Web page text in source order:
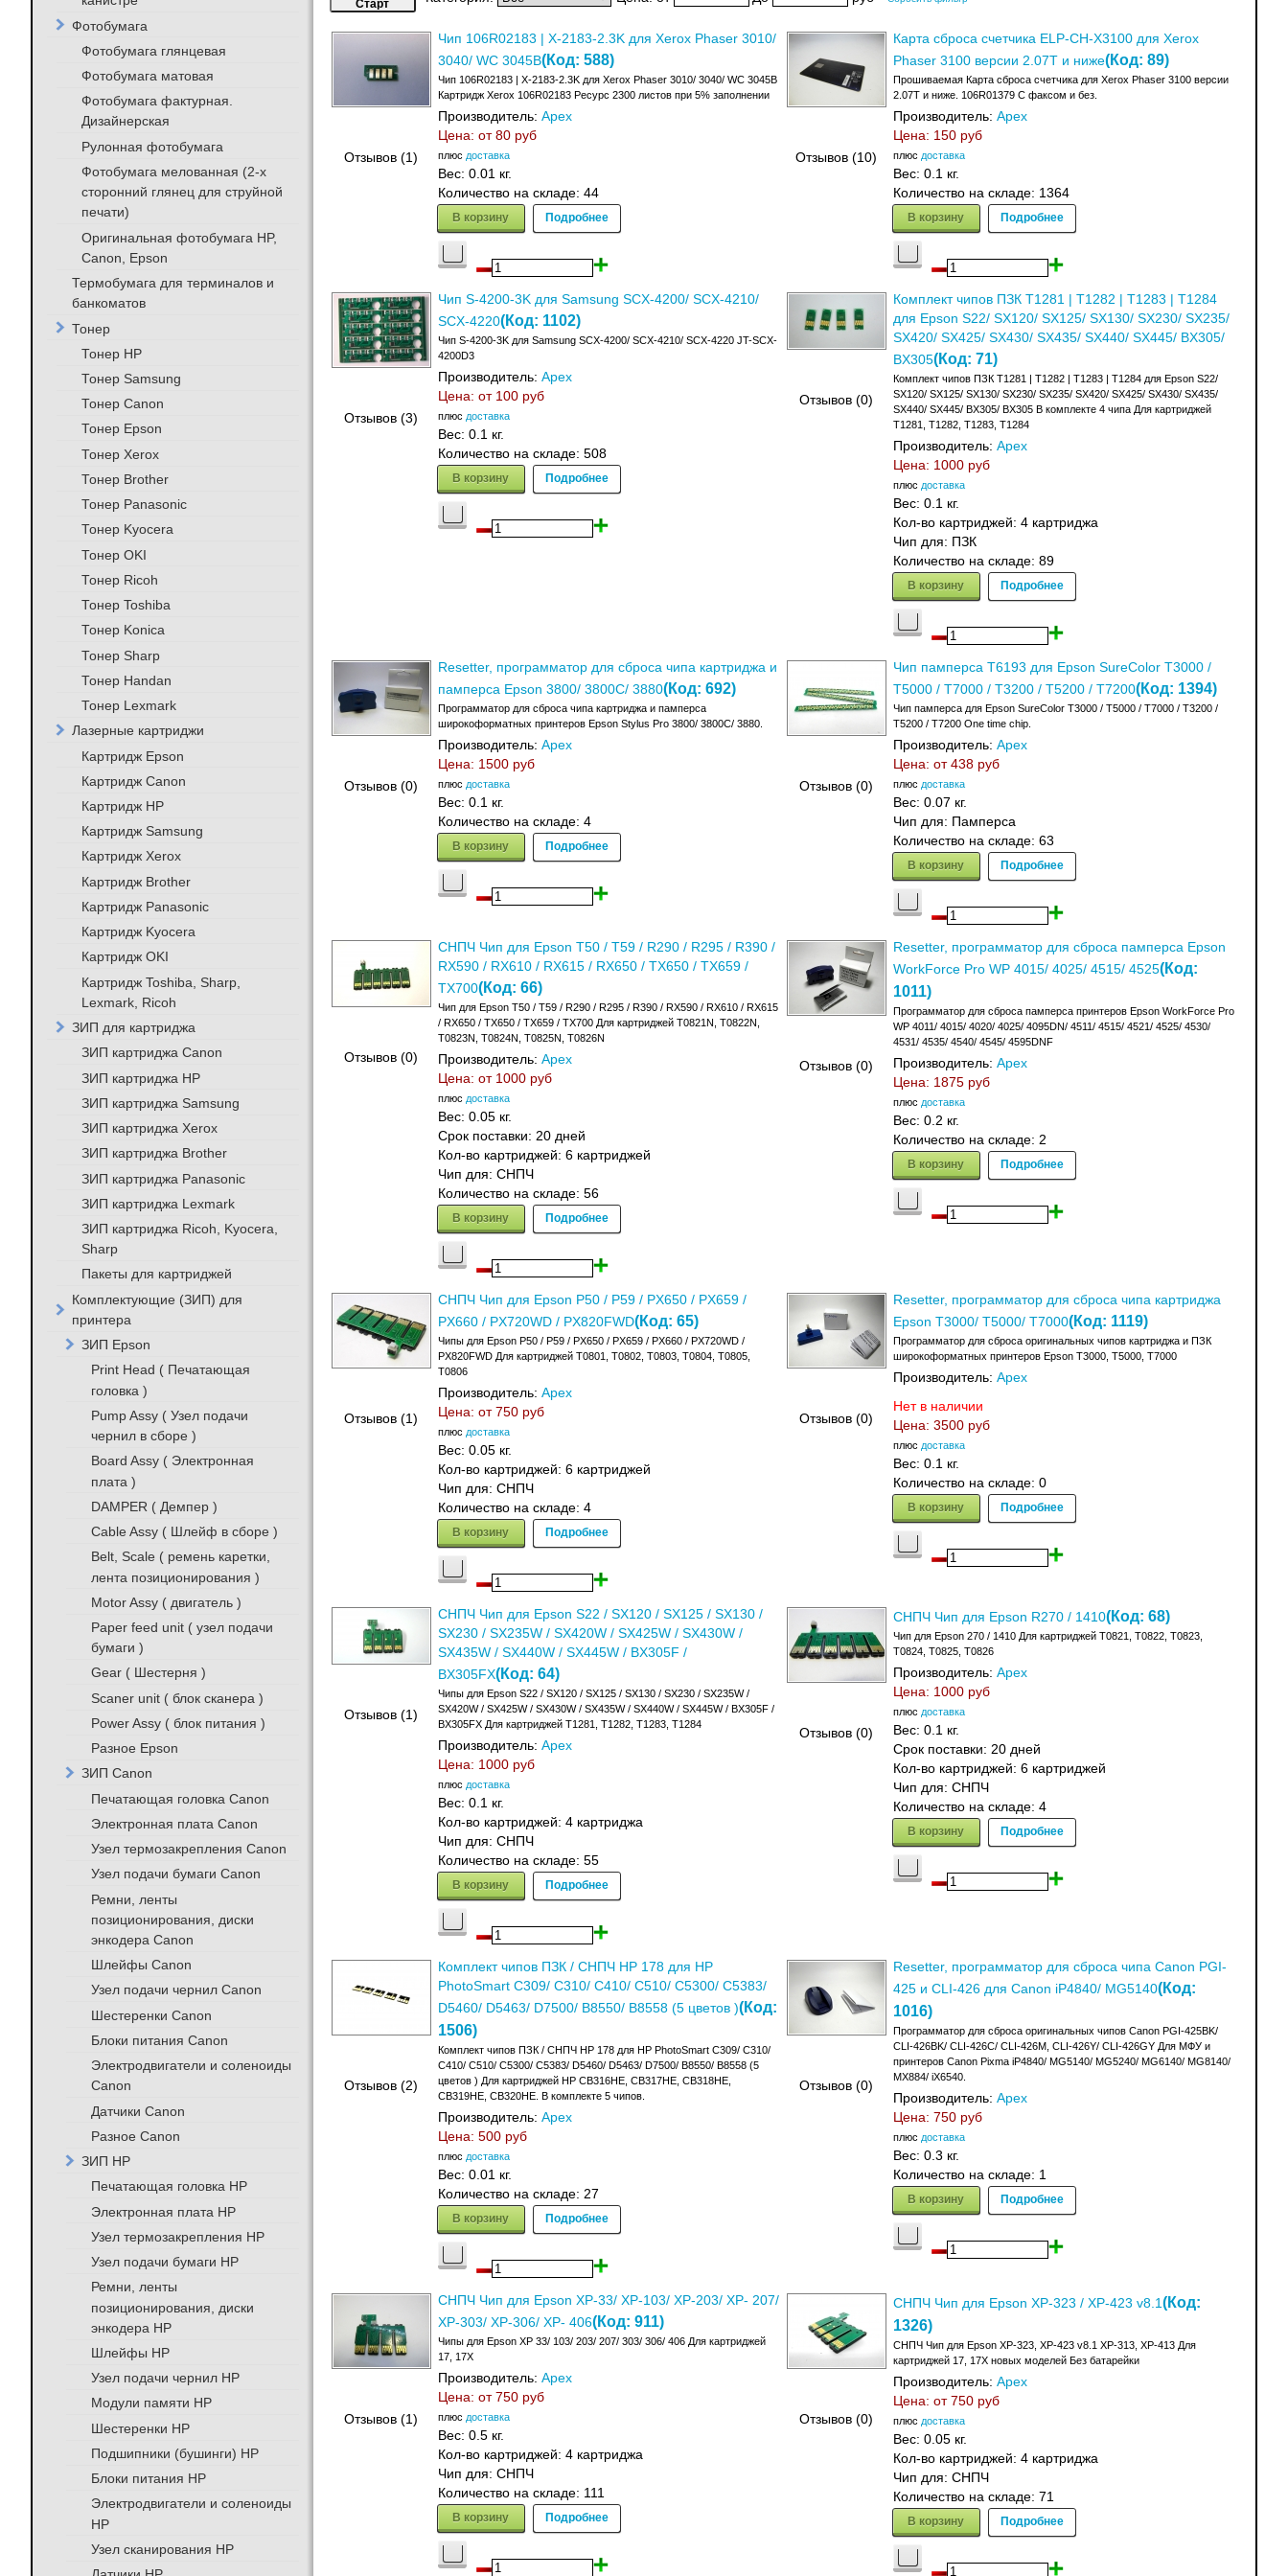
Отзывов (1)
Чип 106R02183 | X-2183-2.3K для Xerox Phaser 3010/
3040/ WC 3045B(Код: 588)
Чип 106R02183 | X-2183-2.3K для Xerox Phaser 3010/ 3040/ WC 3045B
Картридж Xerox 106R02183 Ресурс 2300 листов при 5% заполнении
Производитель: Apex
Цена: от 80 руб
плюс доставка
Вес: 0.01 кг.
Количество на складе: 44
В корзину Подробнее
Отзывов (10)
Карта сброса счетчика ELP-CH-X3100 для Xerox
Phaser 3100 версии 2.07T и ниже(Код: 89)
Прошиваемая Карта сброса счетчика для Xerox Phaser 3100 версии
2.07T и ниже. 106R01379 C факсом и без.
Производитель: Apex
Цена: 150 руб
плюс доставка
Вес: 0.1 кг.
Количество на складе: 1364
В корзину Подробнее
Отзывов (3)
Чип S-4200-3K для Samsung SCX-4200/ SCX-4210/
SCX-4220(Код: 1102)
Чип S-4200-3K для Samsung SCX-4200/ SCX-4210/ SCX-4220 JT-SCX-
4200D3
Производитель: Apex
Цена: от 100 руб
плюс доставка
Вес: 0.1 кг.
Количество на складе: 508
В корзину Подробнее
Отзывов (0)
Комплект чипов ПЗК T1281 | T1282 | T1283 | T1284
для Epson S22/ SX120/ SX125/ SX130/ SX230/ SX235/
SX420/ SX425/ SX430/ SX435/ SX440/ SX445/ BX305/
BX305(Код: 71)
Комплект чипов ПЗК T1281 | T1282 | T1283 | T1284 для Epson S22/
SX120/ SX125/ SX130/ SX230/ SX235/ SX420/ SX425/ SX430/ SX435/
SX440/ SX445/ BX305/ BX305 В комплекте 4 чипа Для картриджей
T1281, T1282, T1283, T1284
Производитель: Apex
Цена: 1000 руб
плюс доставка
Вес: 0.1 кг.
Кол-во картриджей: 4 картриджа
Чип для: ПЗК
Количество на складе: 89
В корзину Подробнее
Отзывов (0)
Resetter, программатор для сброса чипа картриджа и
памперса Epson 3800/ 3800С/ 3880(Код: 692)
Программатор для сброса чипа картриджа и памперса
широкоформатных принтеров Epson Stylus Pro 3800/ 3800С/ 3880.
Производитель: Apex
Цена: 1500 руб
плюс доставка
Вес: 0.1 кг.
Количество на складе: 4
В корзину Подробнее
Отзывов (0)
Чип памперса T6193 для Epson SureColor T3000 /
T5000 / T7000 / T3200 / T5200 / T7200(Код: 1394)
Чип памперса для Epson SureColor T3000 / T5000 / T7000 / T3200 /
T5200 / T7200 One time chip.
Производитель: Apex
Цена: от 438 руб
плюс доставка
Вес: 0.07 кг.
Чип для: Памперса
Количество на складе: 63
В корзину Подробнее
Отзывов (0)
СНПЧ Чип для Epson T50 / T59 / R290 / R295 / R390 /
RX590 / RX610 / RX615 / RX650 / TX650 / TX659 /
TX700(Код: 66)
Чип для Epson T50 / T59 / R290 / R295 / R390 / RX590 / RX610 / RX615
/ RX650 / TX650 / TX659 / TX700 Для картриджей T0821N, T0822N,
T0823N, T0824N, T0825N, T0826N
Производитель: Apex
Цена: от 1000 руб
плюс доставка
Вес: 0.05 кг.
Срок поставки: 20 дней
Кол-во картриджей: 6 картриджей
Чип для: СНПЧ
Количество на складе: 56
В корзину Подробнее
Отзывов (0)
Resetter, программатор для сброса памперса Epson
WorkForce Pro WP 4015/ 4025/ 4515/ 4525(Код:
1011)
Программатор для сброса памперса принтеров Epson WorkForce Pro
WP 4011/ 4015/ 4020/ 4025/ 4095DN/ 4511/ 4515/ 4521/ 4525/ 4530/
4531/ 4535/ 4540/ 4545/ 4595DNF
Производитель: Apex
Цена: 1875 руб
плюс доставка
Вес: 0.2 кг.
Количество на складе: 2
В корзину Подробнее
Отзывов (1)
СНПЧ Чип для Epson P50 / P59 / PX650 / PX659 /
PX660 / PX720WD / PX820FWD(Код: 65)
Чипы для Epson P50 / P59 / PX650 / PX659 / PX660 / PX720WD /
PX820FWD Для картриджей T0801, T0802, T0803, T0804, T0805,
T0806
Производитель: Apex
Цена: от 750 руб
плюс доставка
Вес: 0.05 кг.
Кол-во картриджей: 6 картриджей
Чип для: СНПЧ
Количество на складе: 4
В корзину Подробнее
Отзывов (0)
Resetter, программатор для сброса чипа картриджа
Epson T3000/ T5000/ T7000(Код: 1119)
Программатор для сброса оригинальных чипов картриджа и ПЗК
широкоформатных принтеров Epson T3000, T5000, T7000
Производитель: Apex
Нет в наличии
Цена: 3500 руб
плюс доставка
Вес: 0.1 кг.
Количество на складе: 0
В корзину Подробнее
Отзывов (1)
СНПЧ Чип для Epson S22 / SX120 / SX125 / SX130 /
SX230 / SX235W / SX420W / SX425W / SX430W /
SX435W / SX440W / SX445W / BX305F /
BX305FX(Код: 64)
Чипы для Epson S22 / SX120 / SX125 / SX130 / SX230 / SX235W /
SX420W / SX425W / SX430W / SX435W / SX440W / SX445W / BX305F /
BX305FX Для картриджей T1281, T1282, T1283, T1284
Производитель: Apex
Цена: 1000 руб
плюс доставка
Вес: 0.1 кг.
Кол-во картриджей: 4 картриджа
Чип для: СНПЧ
Количество на складе: 55
В корзину Подробнее
Отзывов (0)
СНПЧ Чип для Epson R270 / 1410(Код: 68)
Чип для Epson 270 / 1410 Для картриджей T0821, T0822, T0823,
T0824, T0825, T0826
Производитель: Apex
Цена: 1000 руб
плюс доставка
Вес: 0.1 кг.
Срок поставки: 20 дней
Кол-во картриджей: 6 картриджей
Чип для: СНПЧ
Количество на складе: 4
В корзину Подробнее
Отзывов (2)
Комплект чипов ПЗК / СНПЧ HP 178 для HP
PhotoSmart C309/ C310/ C410/ C510/ C5300/ C5383/
D5460/ D5463/ D7500/ B8550/ B8558 (5 цветов )(Код:
1506)
Комплект чипов ПЗК / СНПЧ HP 178 для HP PhotoSmart C309/ C310/
C410/ C510/ C5300/ C5383/ D5460/ D5463/ D7500/ B8550/ B8558 (5
цветов ) Для картриджей HP CB316HE, CB317HE, CB318HE,
CB319HE, CB320HE. В комплекте 5 чипов.
Производитель: Apex
Цена: 500 руб
плюс доставка
Вес: 0.01 кг.
Количество на складе: 27
В корзину Подробнее
Отзывов (0)
Resetter, программатор для сброса чипа Canon PGI-
425 и CLI-426 для Canon iP4840/ MG5140(Код:
1016)
Программатор для сброса оригинальных чипов Canon PGI-425BK/
CLI-426BK/ CLI-426C/ CLI-426M, CLI-426Y/ CLI-426GY Для МФУ и
принтеров Canon Pixma iP4840/ MG5140/ MG5240/ MG6140/ MG8140/
MX884/ iX6540.
Производитель: Apex
Цена: 750 руб
плюс доставка
Вес: 0.3 кг.
Количество на складе: 1
В корзину Подробнее
Отзывов (1)
СНПЧ Чип для Epson XP-33/ XP-103/ XP-203/ XP- 207/
XP-303/ XP-306/ XP- 406(Код: 911)
Чипы для Epson XP 33/ 103/ 203/ 207/ 303/ 306/ 406 Для картриджей
17, 17X
Производитель: Apex
Цена: от 750 руб
плюс доставка
Вес: 0.5 кг.
Кол-во картриджей: 4 картриджа
Чип для: СНПЧ
Количество на складе: 111
В корзину Подробнее
Отзывов (0)
СНПЧ Чип для Epson XP-323 / XP-423 v8.1(Код:
1326)
СНПЧ Чип для Epson XP-323, XP-423 v8.1 XP-313, XP-413 Для
картриджей 17, 17X новых моделей Без батарейки
Производитель: Apex
Цена: от 750 руб
плюс доставка
Вес: 0.05 кг.
Кол-во картриджей: 4 картриджа
Чип для: СНПЧ
Количество на складе: 71
В корзину Подробнее
Фотобумага
Фотобумага глянцевая
Фотобумага матовая
Фотобумага фактурная.
Дизайнерская
Рулонная фотобумага
Фотобумага мелованная (2-х
сторонний глянец для струйной
печати)
Оригинальная фотобумага HP,
Canon, Epson
Термобумага для терминалов и
банкоматов
Тонер
Тонер HP
Тонер Samsung
Тонер Canon
Тонер Epson
Тонер Xerox
Тонер Brother
Тонер Panasonic
Тонер Kyocera
Тонер OKI
Тонер Ricoh
Тонер Toshiba
Тонер Konica
Тонер Sharp
Тонер Handan
Тонер Lexmark
Лазерные картриджи
Картридж Epson
Картридж Canon
Картридж HP
Картридж Samsung
Картридж Xerox
Картридж Brother
Картридж Panasonic
Картридж Kyocera
Картридж OKI
Картридж Toshiba, Sharp,
Lexmark, Ricoh
ЗИП для картриджа
ЗИП картриджа Canon
ЗИП картриджа HP
ЗИП картриджа Samsung
ЗИП картриджа Xerox
ЗИП картриджа Brother
ЗИП картриджа Panasonic
ЗИП картриджа Lexmark
ЗИП картриджа Ricoh, Kyocera,
Sharp
Пакеты для картриджей
Комплектующие (ЗИП) для
принтера
ЗИП Epson
Print Head ( Печатающая
головка )
Pump Assy ( Узел подачи
чернил в сборе )
Board Assy ( Электронная
плата )
DAMPER ( Демпер )
Cable Assy ( Шлейф в сборе )
Belt, Scale ( ремень каретки,
лента позиционирования )
Motor Assy ( двигатель )
Paper feed unit ( узел подачи
бумаги )
Gear ( Шестерня )
Scaner unit ( блок сканера )
Power Assy ( блок питания )
Разное Epson
ЗИП Canon
Печатающая головка Canon
Электронная плата Canon
Узел термозакрепления Canon
Узел подачи бумаги Canon
Ремни, ленты
позиционирования, диски
энкодера Canon
Шлейфы Canon
Узел подачи чернил Canon
Шестеренки Canon
Блоки питания Canon
Электродвигатели и соленоиды
Canon
Датчики Canon
Разное Canon
ЗИП HP
Печатающая головка HP
Электронная плата HP
Узел термозакрепления HP
Узел подачи бумаги HP
Ремни, ленты
позиционирования, диски
энкодера HP
Шлейфы HP
Узел подачи чернил HP
Модули памяти HP
Шестеренки HP
Подшипники (бушинги) HP
Блоки питания HP
Электродвигатели и соленоиды
HP
Узел сканирования HP